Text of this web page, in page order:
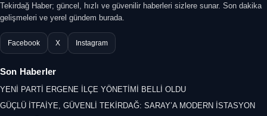
Tekirdağ Haber; güncel, hızlı ve güvenilir haberleri sizlere sunar. Son dakika
gelişmeleri ve yerel gündem burada.
Facebook X Instagram
Son Haberler
YENİ PARTİ ERGENE İLÇE YÖNETİMİ BELLİ OLDU
GÜÇLÜ İTFAİYE, GÜVENLİ TEKİRDAĞ: SARAY’A MODERN İSTASYON